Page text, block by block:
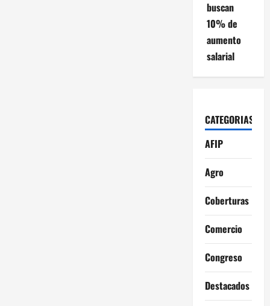
buscan
10% de
aumento
salarial
CATEGORIAS
AFIP
Agro
Coberturas
Comercio
Congreso
Destacados